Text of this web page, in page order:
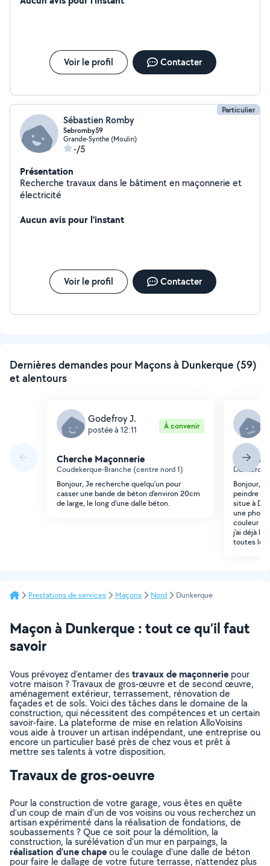
Voir le profil Contacter
Particulier
Sébastien Romby
Sebromby59
Grande-Synthe (Moulin)
-/5
Présentation
Recherche travaux dans le bâtiment en maçonnerie et
électricité
Aucun avis pour l'instant
Voir le profil Contacter
Dernières demandes pour Maçons à Dunkerque (59)
et alentours
Godefroy J.
postée à 12:11 À convenir
Cherche Maçonnerie
Coudekerque-Branche (centre nord 1)
Bonjour, Je recherche quelqu'un pour
casser une bande de béton d'environ 20cm
de large, le long d'une dalle béton.
Bonjour,
peindre la
situe à
une photo
couleur
j'ai déjà la
toutes les
Prestations de services Maçons Nord Dunkerque
Maçon à Dunkerque : tout ce qu’il faut
savoir
Vous prévoyez d’entamer destravaux de maçonnerie pour
votre maison ? Travaux de gros-œuvre et de second œuvre,
aménagement extérieur, terrassement, rénovation de
façades et de sols. Voici des tâches dans le domaine de la
construction, qui nécessitent des compétences et un certain
savoir-faire. La plateforme de mise en relation AlloVoisins
vous aide à trouver un artisan indépendant, une entreprise ou
encore un particulier basé près de chez vous et prêt à
mettre ses talents à votre disposition.
Travaux de gros-oeuvre
Pour la construction de votre garage, vous êtes en quête
d’un coup de main d’un de vos voisins ou vous recherchez un
artisan expérimenté dans la réalisation de fondations, de
soubassements ? Que ce soit pour la démolition, la
construction, la surélévation d’un mur en parpaings, la
réalisation d’une chapeou le coulage d’une dalle de béton
pour faire le dallage de votre future terrasse, n’attendez plus